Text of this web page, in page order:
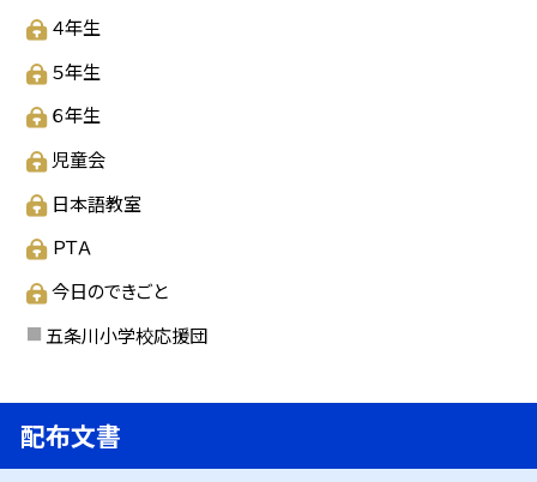
４年生
５年生
６年生
児童会
日本語教室
ＰＴＡ
今日のできごと
五条川小学校応援団
配布文書